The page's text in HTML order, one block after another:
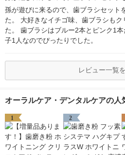
孫が遊びに来るので、歯ブラシセット
た。 大好きなイチゴ味、歯ブラシも
た。 歯ブラシはブルー2本とピンク1
子1人なのでぴったりでした。
レビュー一覧
オーラルケア・デンタルケアの人
1 2